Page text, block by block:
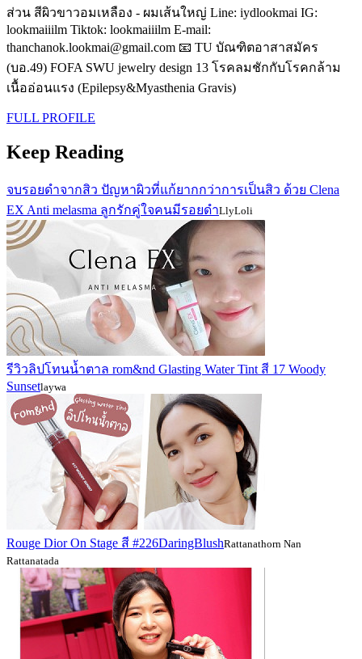
ส่วน สีผิวขาวอมเหลือง - ผมเส้นใหญ่ Line: iydlookmai IG:
lookmaiiilm Tiktok: lookmaiiilm E-mail:
thanchanok.lookmai@gmail.com 📧 TU บัณฑิตอาสาสมัคร
(บอ.49) FOFA SWU jewelry design 13 โรคลมชักกับโรคกล้าม
เนื้ออ่อนแรง (Epilepsy&Myasthenia Gravis)
FULL PROFILE
Keep Reading
จบรอยดำจากสิว ปัญหาผิวที่แก้ยากกว่าการเป็นสิว ด้วย Clena
EX Anti melasma ลูกรักคู่ใจคนมีรอยดำLlyLoli
รีวิวลิปโทนน้ำตาล rom&nd Glasting Water Tint สี 17 Woody
Sunsetlaywa
Rouge Dior On Stage สี #226DaringBlushRattanathorn Nan
Rattanatada